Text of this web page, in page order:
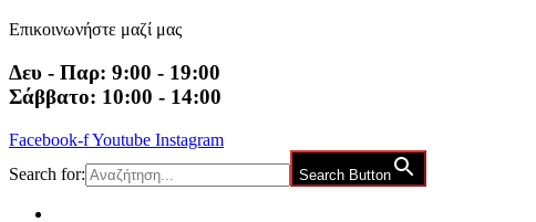
Επικοινωνήστε μαζί μας
Δευ - Παρ: 9:00 - 19:00
Σάββατο: 10:00 - 14:00
Facebook-fYoutube Instagram
Search for:
Search Button